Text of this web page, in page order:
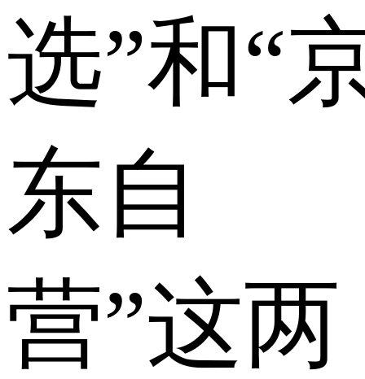
选”和“
东自
营”这两